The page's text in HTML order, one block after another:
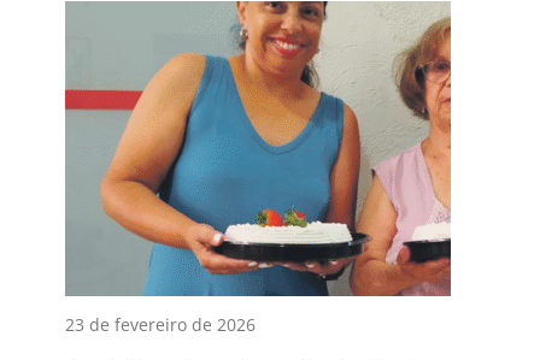
23 de fevereiro de 2026